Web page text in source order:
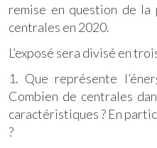
remise en question de
centrales en 2020.
L’exposé sera divisé en
1. Que représente
Combien de centrales
caractéristiques ? En
?